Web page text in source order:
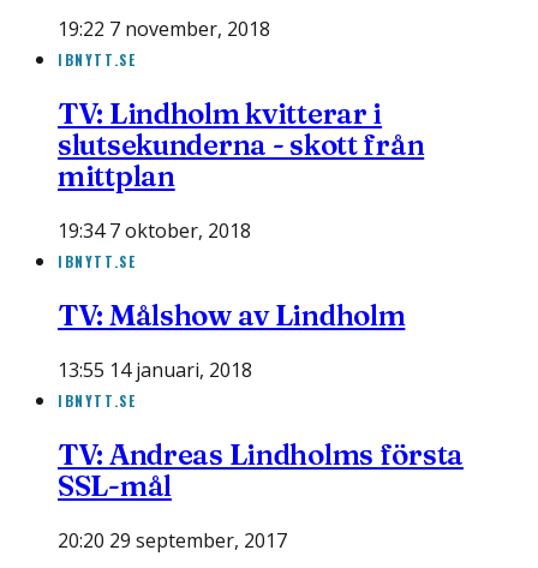
19:22 7 november, 2018
IBNYTT.SE
TV: Lindholm kvitterar i
slutsekunderna - skott från
mittplan
19:34 7 oktober, 2018
IBNYTT.SE
TV: Målshow av Lindholm
13:55 14 januari, 2018
IBNYTT.SE
TV: Andreas Lindholms första
SSL-mål
20:20 29 september, 2017